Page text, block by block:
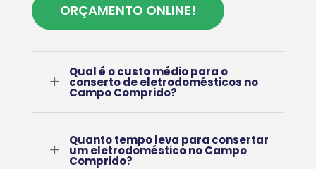
ORÇAMENTO ONLINE!
L
Qual é o custo médio para o
conserto de eletrodomésticos no
Campo Comprido?
L
Quanto tempo leva para consertar
um eletrodoméstico no Campo
Comprido?